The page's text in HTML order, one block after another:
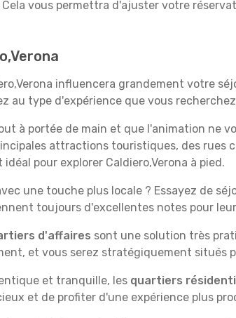
vous permettra d'ajuster votre
influencera grandement votre
au type d'expérience que vous
à portée de main et que l'animation ne
attractions touristiques, des rues
pour explorer Caldiero,Verona à pied.
une touche plus locale ? Essayez de
toujours d'excellentes notes pour
d'affaires sont une solution très
et vous serez stratégiquement situés
et tranquille, les quartiers
et de profiter d'une expérience plus